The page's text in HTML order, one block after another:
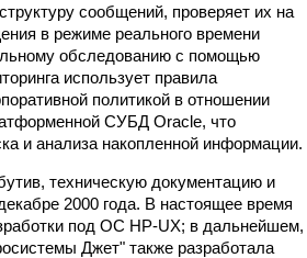
сообщений, проверяет их на
в режиме реального времени
обследованию с помощью
использует правила
политикой в отношении
СУБД Oracle, что
и анализа накопленной информации.
техническую документацию и
2000 года. В настоящее время
под ОС HP-UX; в дальнейшем,
Джет" также разработала